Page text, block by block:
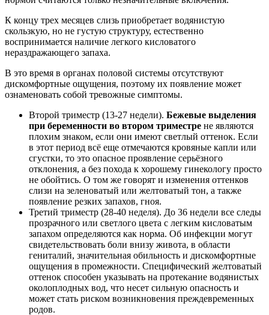
К концу трех месяцев слизь приобретает водянистую
скользкую, но не густую структуру, естественно
воспринимается наличие легкого кисловатого
нераздражающего запаха.
В это время в органах половой системы отсутствуют
дискомфортные ощущения, поэтому их появление может
ознаменовать собой тревожные симптомы.
Второй триместр (13-27 недели). Бежевые выделения
при беременности во втором триместре не являются
плохим знаком, если они имеют светлый оттенок. Если
в этот период всё еще отмечаются кровяные капли или
сгустки, то это опасное проявление серьёзного
отклонения, а без похода к хорошему гинекологу просто
не обойтись. О том же говорят и изменения оттенков
слизи на зеленоватый или желтоватый тон, а также
появление резких запахов, гноя.
Третий триместр (28-40 неделя). До 36 недели все следы
прозрачного или светлого цвета с легким кисловатым
запахом определяются как норма. Об инфекции могут
свидетельствовать боли внизу живота, в области
гениталий, значительная обильность и дискомфортные
ощущения в промежности. Специфический желтоватый
оттенок способен указывать на протекание водянистых
околоплодных вод, что несет сильную опасность и
может стать риском возникновения преждевременных
родов.